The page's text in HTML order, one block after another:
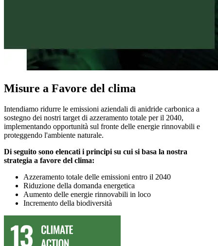
Misure a Favore del clima
Intendiamo ridurre le emissioni aziendali di anidride carbonica a
sostegno dei nostri target di azzeramento totale per il 2040,
implementando opportunità sul fronte delle energie rinnovabili e
proteggendo l'ambiente naturale.
Di seguito sono elencati i principi su cui si basa la nostra
strategia a favore del clima:
Azzeramento totale delle emissioni entro il 2040
Riduzione della domanda energetica
Aumento delle energie rinnovabili in loco
Incremento della biodiversità